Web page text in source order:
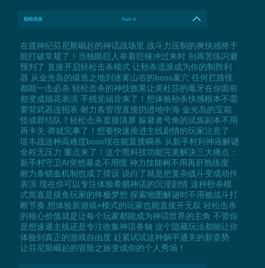
轻松击杀 Num 4
在渡神纪芬尼斯崛起的神话战场里 战斗力压制的爽快感终于
能打破常规了！当独眼巨人举着巨锤冲过来时 别再苦练闪避
预判了 直接开启轻松击杀模式 让秒杀流派成为你的制胜利
器 从金光岛的锻造之地到迷雾山谷的boss巢穴 任何拦路怪
都能一击必杀 轻松击杀的神技效果让美杜莎的毒牙在你面前
都变成烟花表演 手残党福音来了！想体验秒杀快感根本不需
要背武器连招表 耐力条管理直接扔进地中海 金光岛的宝箱
怪成群结队？轻松击杀直接清屏 躲避者号角的试炼副本不用
再卡关 莽就完事了！想要快速推进主线剧情的玩家注意了
堤丰战这种高难度boss现在能直接瞬杀 从新手村到神庙解谜
全程无压力 重点来了！这个黑科技功能完美解决三大痛点：
新手村守卫AI突然暴走不用慌 神力技能树不用再肝熟练度
耐力条锁血机制也成了摆设 说白了就是把复杂战斗变成动作
表演 现在你可以专注体验希腊神话的沉浸剧情 这种秒杀模
式简直是摸鱼玩家的终极梦想 探索地图解谜时不用被战斗打
断节奏 想体验新游戏+模式的玩家也能直接开无双 轻松击杀
的核心价值就是让每个玩家都能成为神话世界的主角 不管你
是想速通主线还是专注收集神话卷轴 这个隐藏玩法都能让你
体验到真正的游戏自由度 赶紧试试这种躺平通关的新姿势
让芬尼斯崛起的冒险之旅变成你的个人秀场！